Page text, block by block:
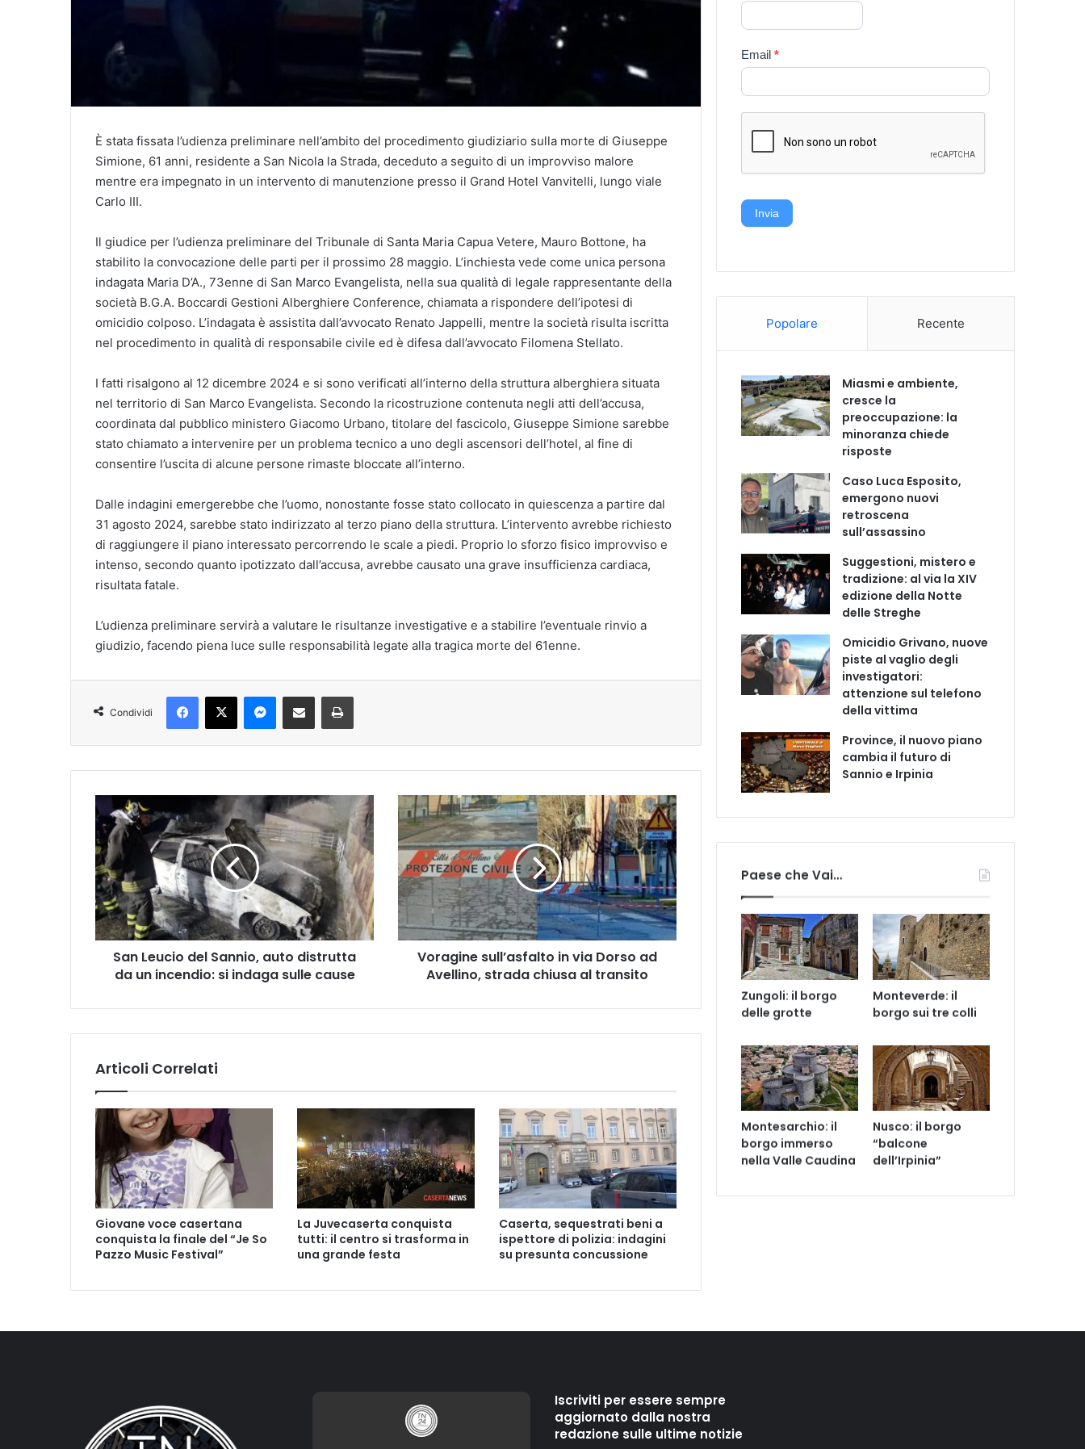
È stata fissata l’udienza preliminare nell’ambito del procedimento giudiziario sulla morte di Giuseppe
Simione, 61 anni, residente a San Nicola la Strada, deceduto a seguito di un improvviso malore
mentre era impegnato in un intervento di manutenzione presso il Grand Hotel Vanvitelli, lungo viale
Carlo III.
Il giudice per l’udienza preliminare del Tribunale di Santa Maria Capua Vetere, Mauro Bottone, ha
stabilito la convocazione delle parti per il prossimo 28 maggio. L’inchiesta vede come unica persona
indagata Maria D’A., 73enne di San Marco Evangelista, nella sua qualità di legale rappresentante della
società B.G.A. Boccardi Gestioni Alberghiere Conference, chiamata a rispondere dell’ipotesi di
omicidio colposo. L’indagata è assistita dall’avvocato Renato Jappelli, mentre la società risulta iscritta
nel procedimento in qualità di responsabile civile ed è difesa dall’avvocato Filomena Stellato.
I fatti risalgono al 12 dicembre 2024 e si sono verificati all’interno della struttura alberghiera situata
nel territorio di San Marco Evangelista. Secondo la ricostruzione contenuta negli atti dell’accusa,
coordinata dal pubblico ministero Giacomo Urbano, titolare del fascicolo, Giuseppe Simione sarebbe
stato chiamato a intervenire per un problema tecnico a uno degli ascensori dell’hotel, al fine di
consentire l’uscita di alcune persone rimaste bloccate all’interno.
Dalle indagini emergerebbe che l’uomo, nonostante fosse stato collocato in quiescenza a partire dal
31 agosto 2024, sarebbe stato indirizzato al terzo piano della struttura. L’intervento avrebbe richiesto
di raggiungere il piano interessato percorrendo le scale a piedi. Proprio lo sforzo fisico improvviso e
intenso, secondo quanto ipotizzato dall’accusa, avrebbe causato una grave insufficienza cardiaca,
risultata fatale.
L’udienza preliminare servirà a valutare le risultanze investigative e a stabilire l’eventuale rinvio a
giudizio, facendo piena luce sulle responsabilità legate alla tragica morte del 61enne.
Condividi
Facebook
X Messenger
Condividi via mail Stampa
Leucio
del
Sannio,
auto
distrutta
da
un
incendio:
indaga
cause
San Leucio del Sannio, auto distrutta
da un incendio: si indaga sulle cause
Voragine
sull’asfalto
in
via
Dorso
ad
Avellino,
strada
chiusa
transito
Voragine sull’asfalto in via Dorso ad
Avellino, strada chiusa al transito
Articoli Correlati
Giovane voce casertana
conquista la finale del “Je So
Pazzo Music Festival”
La Juvecaserta conquista
tutti: il centro si trasforma in
una grande festa
Caserta, sequestrati beni a
ispettore di polizia: indagini
su presunta concussione
Email*
Invia
Popolare Recente
Miasmi e ambiente,
cresce la
preoccupazione: la
minoranza chiede
risposte
Caso Luca Esposito,
emergono nuovi
retroscena
sull’assassino
Suggestioni, mistero e
tradizione: al via la XIV
edizione della Notte
delle Streghe
Omicidio Grivano, nuove
piste al vaglio degli
investigatori:
attenzione sul telefono
della vittima
Province, il nuovo piano
cambia il futuro di
Sannio e Irpinia
Paese che Vai…
Zungoli: il borgo
delle grotte
Monteverde: il
borgo sui tre colli
Montesarchio: il
borgo immerso
nella Valle Caudina
Nusco: il borgo
“balcone
dell’Irpinia”
Iscriviti per essere sempre
aggiornato dalla nostra
redazione sulle ultime notizie